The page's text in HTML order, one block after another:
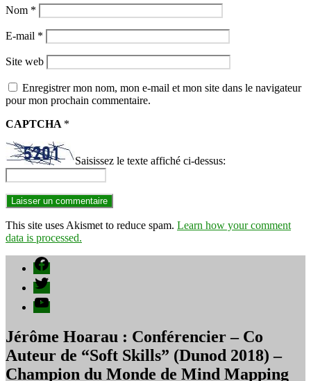
Nom *
E-mail *
Site web
Enregistrer mon nom, mon e-mail et mon site dans le navigateur
pour mon prochain commentaire.
CAPTCHA *
Saisissez le texte affiché ci-dessus:
This site uses Akismet to reduce spam. Learn how your comment
data is processed.
Facebook
Twitter
YouTube
Jérôme Hoarau : Conférencier – Co
Auteur de “Soft Skills” (Dunod 2018) –
Champion du Monde de Mind Mapping